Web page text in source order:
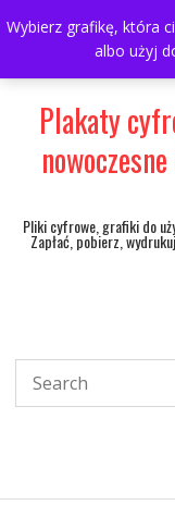
Wybierz grafikę, która
albo użyj
to
Plakaty
Pliki cyfrowe, grafiki do
Zapłać, pobierz,